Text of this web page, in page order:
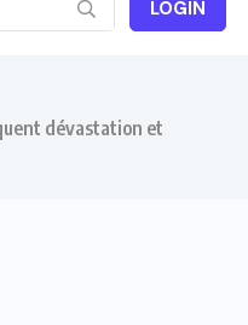
LOGIN
dévastation et